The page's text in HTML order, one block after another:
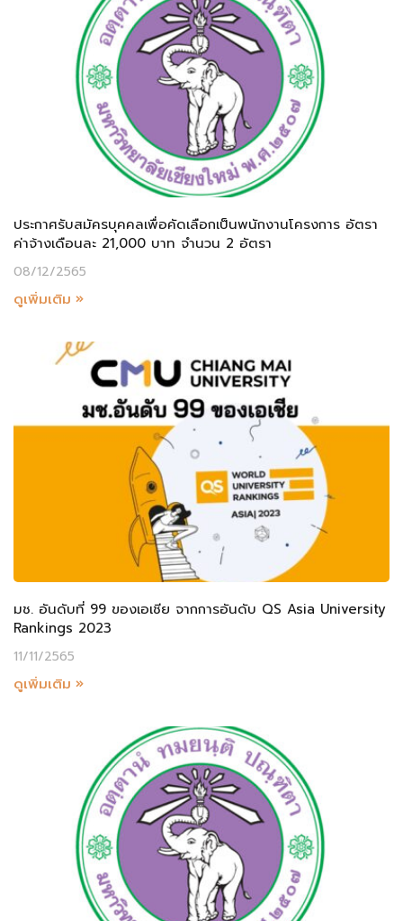
ประกาศรับสมัครบุคคลเพื่อคัดเลือกเป็นพนักงานโครงการ อัตรา
ค่าจ้างเดือนละ 21,000 บาท จำนวน 2 อัตรา
08/12/2565
ดูเพิ่มเติม »
มช. อันดับที่ 99 ของเอเชีย จากการอันดับ QS Asia University
Rankings 2023
11/11/2565
ดูเพิ่มเติม »